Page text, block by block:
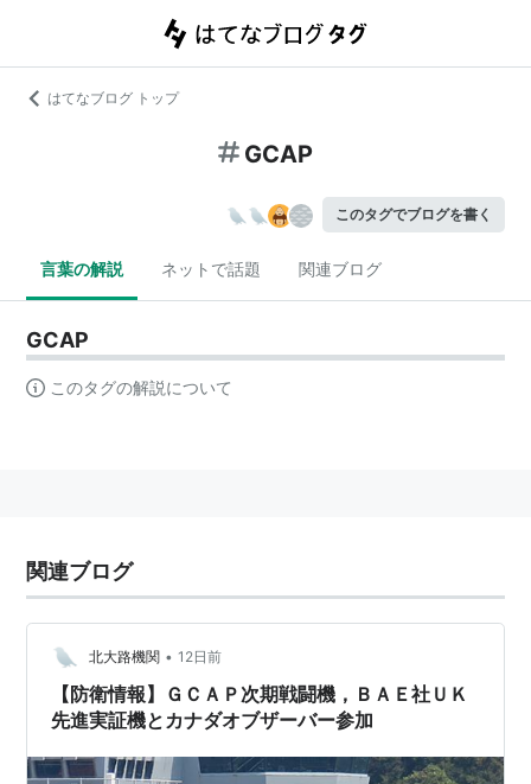
はてなブログ トップ
GCAP
このタグでブログを書く
言葉の解説 ネットで話題 関連ブログ
GCAP
このタグの解説について
関連ブログ
北大路機関 • 12日前
【防衛情報】ＧＣＡＰ次期戦闘機，ＢＡＥ社ＵＫ
先進実証機とカナダオブザーバー参加